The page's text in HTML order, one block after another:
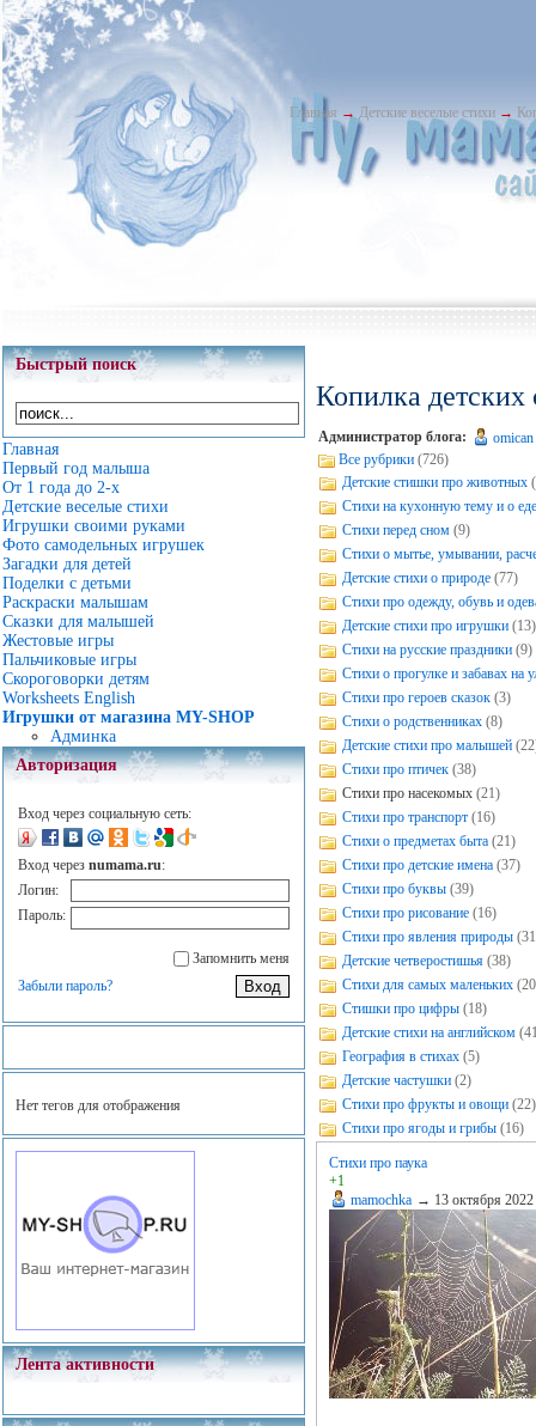
Главная → Детские веселые стихи →
Быстрый поиск
Главная
Первый год малыша
От 1 года до 2-х
Детские веселые стихи
Игрушки своими руками
Фото самодельных игрушек
Загадки для детей
Поделки с детьми
Раскраски малышам
Сказки для малышей
Жестовые игры
Пальчиковые игры
Скороговорки детям
Worksheets English
Игрушки от магазина MY-SHOP
Админка
Авторизация
Вход через социальную сеть:
Вход через numama.ru:
Логин:
Пароль:
Запомнить меня
Забыли пароль?
Нет тегов для отображения
Лента активности
Копилка детских
Администратор блога:
omican
Все рубрики (726)
Детские стишки про животных
Стихи на кухонную тему и о еде
Стихи перед сном (9)
Стихи о мытье, умывании,
Детские стихи о природе (77)
Стихи про одежду, обувь и
Детские стихи про игрушки (13)
Стихи на русские праздники (9)
Стихи о прогулке и забавах на
Стихи про героев сказок (3)
Стихи о родственниках (8)
Детские стихи про малышей
Стихи про птичек (38)
Стихи про насекомых (21)
Стихи про транспорт (16)
Стихи о предметах быта (21)
Стихи про детские имена (37)
Стихи про буквы (39)
Стихи про рисование (16)
Стихи про явления природы
Детские четверостишья (38)
Стихи для самых маленьких
Стишки про цифры (18)
Детские стихи на английском
География в стихах (5)
Детские частушки (2)
Стихи про фрукты и овощи (22)
Стихи про ягоды и грибы (16)
Стихи про паука
+1
mamochka → 13 октября 2022